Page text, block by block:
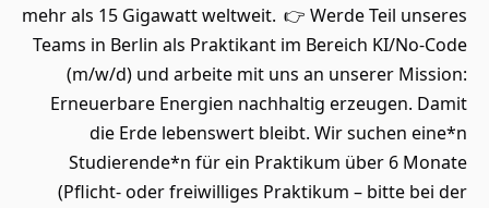
mehr als 15 Gigawatt weltweit. 👉 Werde Teil unseres
Teams in Berlin als Praktikant im Bereich KI/No-Code
(m/w/d) und arbeite mit uns an unserer Mission:
Erneuerbare Energien nachhaltig erzeugen. Damit
die Erde lebenswert bleibt. Wir suchen eine*n
Studierende*n für ein Praktikum über 6 Monate
(Pflicht- oder freiwilliges Praktikum – bitte bei der